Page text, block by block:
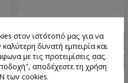
στον ιστότοπό μας για να
δυνατή εμπειρία και
με τις προτειμίσεις σας.
αποδέχεστε τη χρήση
των cookies.